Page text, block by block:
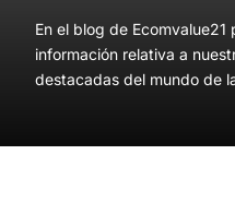
En el blog de
información relativa a
destacadas del mundo de
Contacta